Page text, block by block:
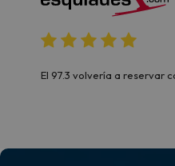
El 97.3 volvería a reservar